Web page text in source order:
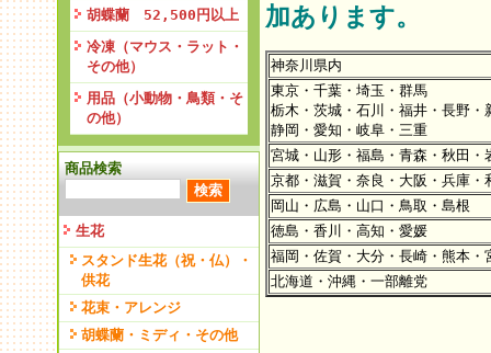
胡蝶蘭 52,500円以上
冷凍（マウス・ラット・
その他）
用品（小動物・鳥類・そ
の他）
商品検索
生花
スタンド生花（祝・仏）・
供花
花束・アレンジ
胡蝶蘭・ミディ・その他
加あります。
神奈川県内
東京・千葉・埼玉・群馬
栃木・茨城・石川・福井・長野・
静岡・愛知・岐阜・三重
宮城・山形・福島・青森・秋田・
京都・滋賀・奈良・大阪・兵庫・
岡山・広島・山口・鳥取・島根
徳島・香川・高知・愛媛
福岡・佐賀・大分・長崎・熊本・
北海道・沖縄・一部離党